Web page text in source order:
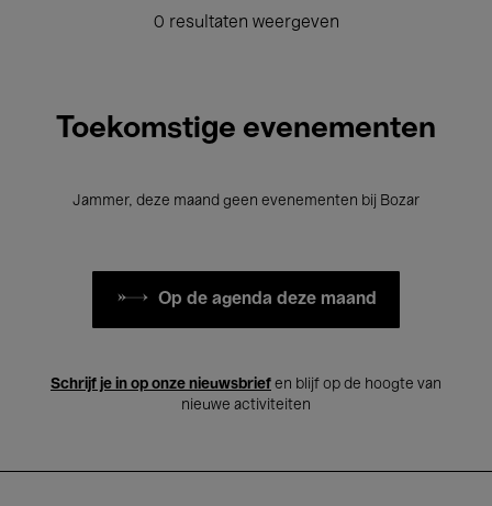
0 resultaten weergeven
Toekomstige evenementen
Jammer, deze maand geen evenementen bij Bozar
Op de agenda deze maand
Schrijf je in op onze nieuwsbrief en blijf op de hoogte van
nieuwe activiteiten